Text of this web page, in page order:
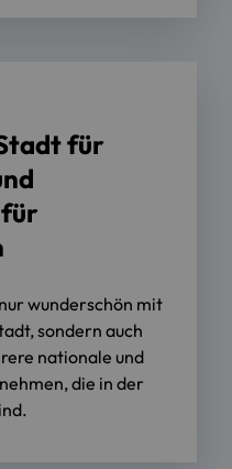
für
wunderschön mit
sondern auch
nationale und
die in der